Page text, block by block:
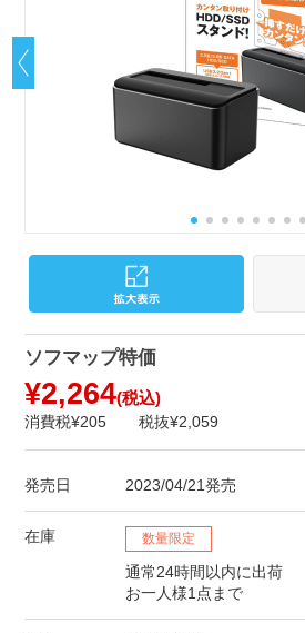
ソフマップ特価
¥2,264(税込)
消費税¥205 税抜¥2,059
発売日 2023/04/21発売
在庫 数量限定
通常24時間以内に出荷
お一人様1点まで